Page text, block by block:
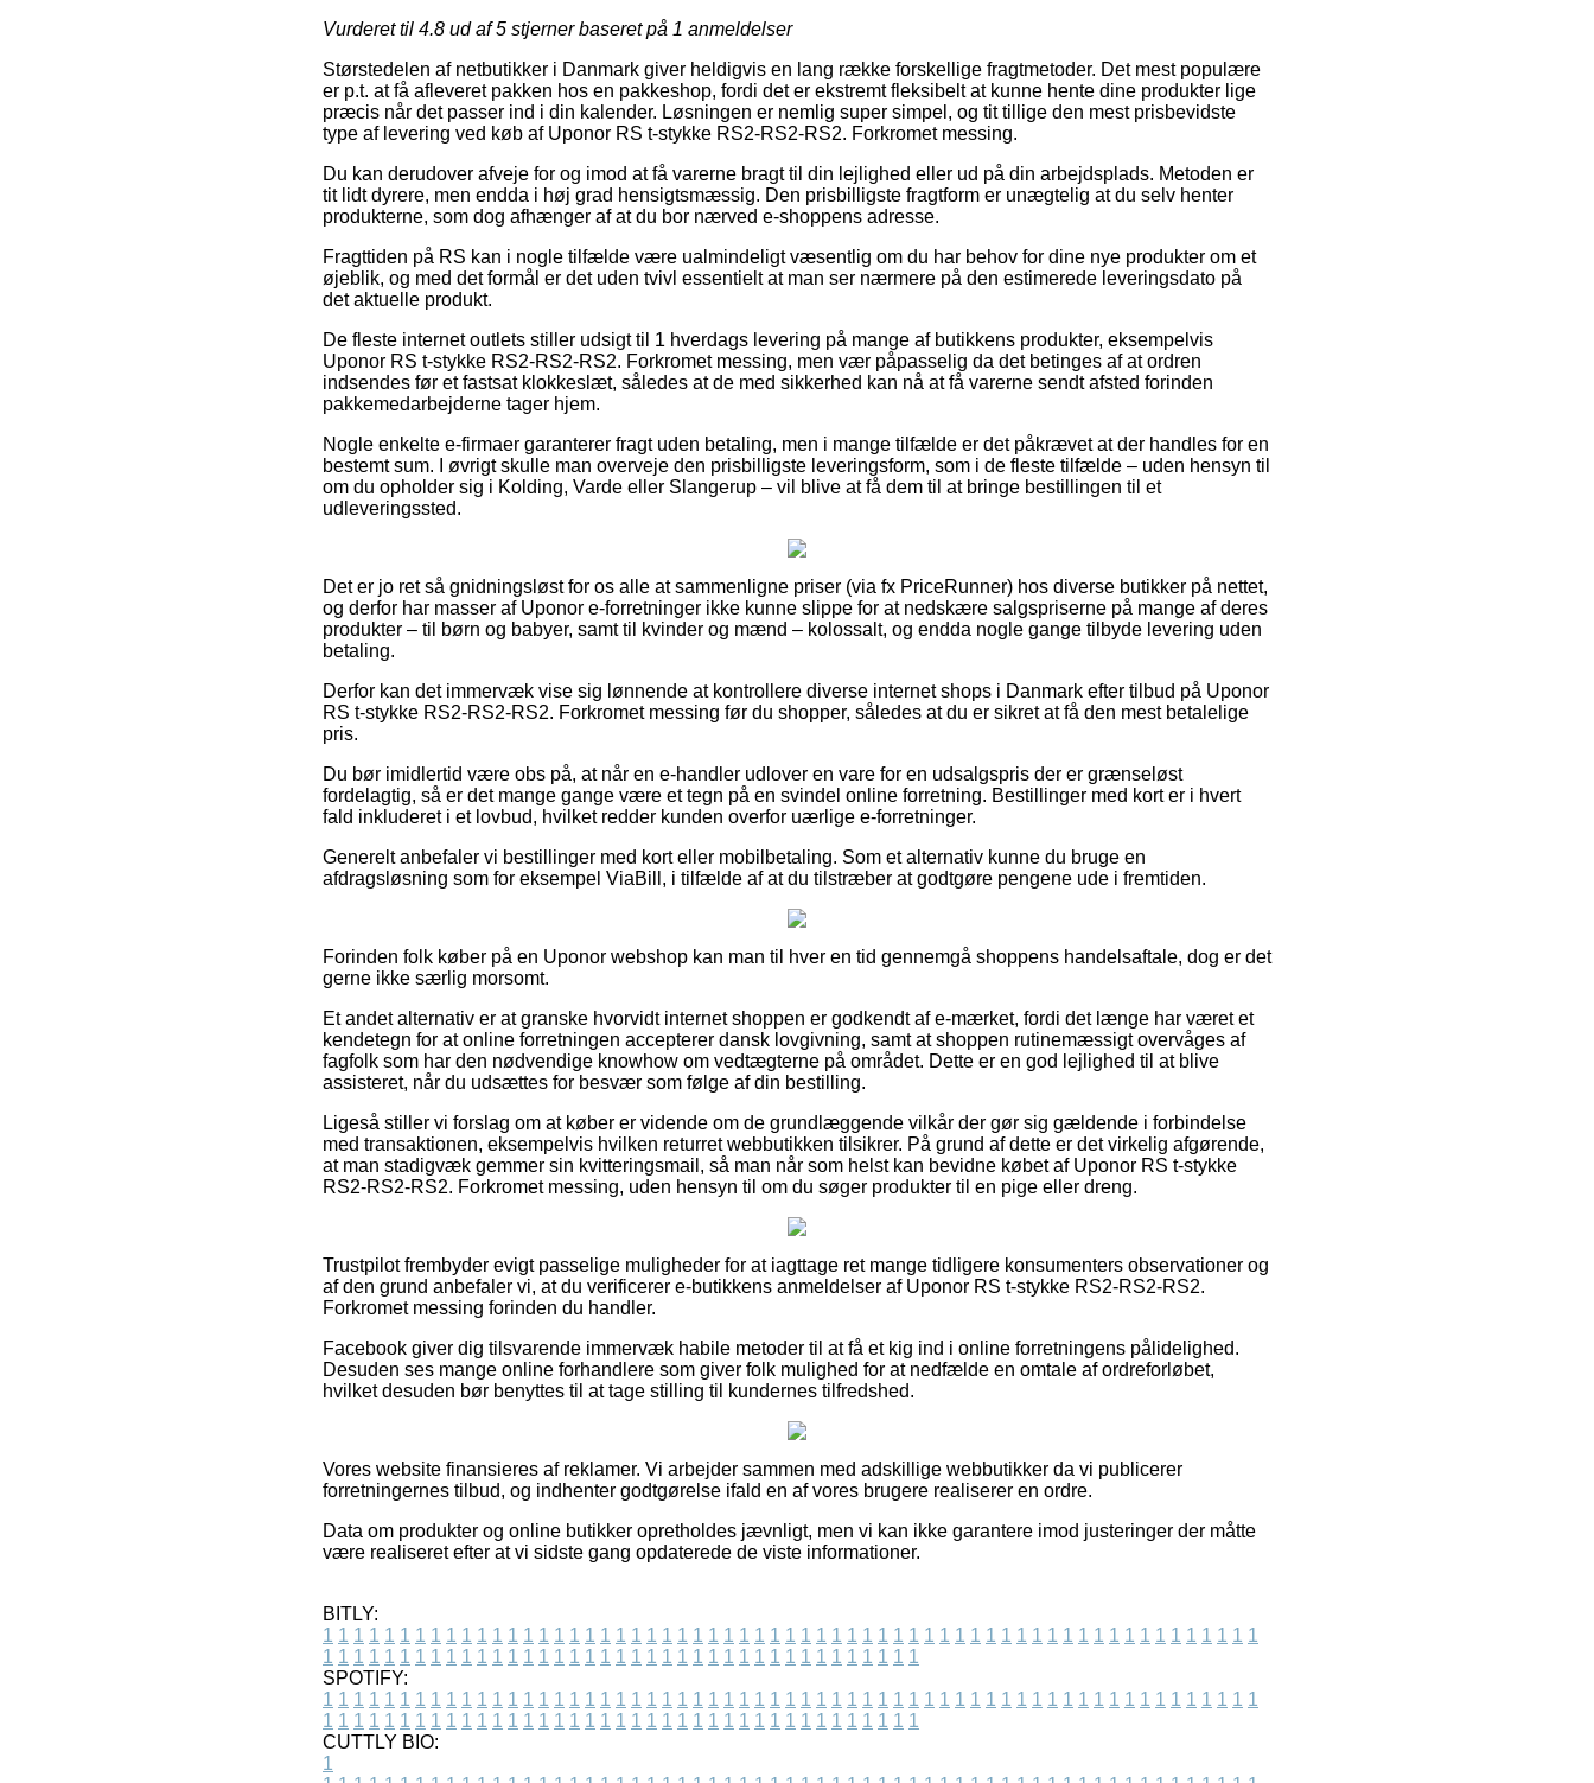
Vurderet til 4.8 ud af 5 stjerner baseret på 1 anmeldelser
Størstedelen af netbutikker i Danmark giver heldigvis en lang række forskellige fragtmetoder. Det mest populære
er p.t. at få afleveret pakken hos en pakkeshop, fordi det er ekstremt fleksibelt at kunne hente dine produkter lige
præcis når det passer ind i din kalender. Løsningen er nemlig super simpel, og tit tillige den mest prisbevidste
type af levering ved køb af Uponor RS t-stykke RS2-RS2-RS2. Forkromet messing.
Du kan derudover afveje for og imod at få varerne bragt til din lejlighed eller ud på din arbejdsplads. Metoden er
tit lidt dyrere, men endda i høj grad hensigtsmæssig. Den prisbilligste fragtform er unægtelig at du selv henter
produkterne, som dog afhænger af at du bor nærved e-shoppens adresse.
Fragttiden på RS kan i nogle tilfælde være ualmindeligt væsentlig om du har behov for dine nye produkter om et
øjeblik, og med det formål er det uden tvivl essentielt at man ser nærmere på den estimerede leveringsdato på
det aktuelle produkt.
De fleste internet outlets stiller udsigt til 1 hverdags levering på mange af butikkens produkter, eksempelvis
Uponor RS t-stykke RS2-RS2-RS2. Forkromet messing, men vær påpasselig da det betinges af at ordren
indsendes før et fastsat klokkeslæt, således at de med sikkerhed kan nå at få varerne sendt afsted forinden
pakkemedarbejderne tager hjem.
Nogle enkelte e-firmaer garanterer fragt uden betaling, men i mange tilfælde er det påkrævet at der handles for en
bestemt sum. I øvrigt skulle man overveje den prisbilligste leveringsform, som i de fleste tilfælde – uden hensyn til
om du opholder sig i Kolding, Varde eller Slangerup – vil blive at få dem til at bringe bestillingen til et
udleveringssted.
Det er jo ret så gnidningsløst for os alle at sammenligne priser (via fx PriceRunner) hos diverse butikker på nettet,
og derfor har masser af Uponor e-forretninger ikke kunne slippe for at nedskære salgspriserne på mange af deres
produkter – til børn og babyer, samt til kvinder og mænd – kolossalt, og endda nogle gange tilbyde levering uden
betaling.
Derfor kan det immervæk vise sig lønnende at kontrollere diverse internet shops i Danmark efter tilbud på Uponor
RS t-stykke RS2-RS2-RS2. Forkromet messing før du shopper, således at du er sikret at få den mest betalelige
pris.
Du bør imidlertid være obs på, at når en e-handler udlover en vare for en udsalgspris der er grænseløst
fordelagtig, så er det mange gange være et tegn på en svindel online forretning. Bestillinger med kort er i hvert
fald inkluderet i et lovbud, hvilket redder kunden overfor uærlige e-forretninger.
Generelt anbefaler vi bestillinger med kort eller mobilbetaling. Som et alternativ kunne du bruge en
afdragsløsning som for eksempel ViaBill, i tilfælde af at du tilstræber at godtgøre pengene ude i fremtiden.
Forinden folk køber på en Uponor webshop kan man til hver en tid gennemgå shoppens handelsaftale, dog er det
gerne ikke særlig morsomt.
Et andet alternativ er at granske hvorvidt internet shoppen er godkendt af e-mærket, fordi det længe har været et
kendetegn for at online forretningen accepterer dansk lovgivning, samt at shoppen rutinemæssigt overvåges af
fagfolk som har den nødvendige knowhow om vedtægterne på området. Dette er en god lejlighed til at blive
assisteret, når du udsættes for besvær som følge af din bestilling.
Ligeså stiller vi forslag om at køber er vidende om de grundlæggende vilkår der gør sig gældende i forbindelse
med transaktionen, eksempelvis hvilken returret webbutikken tilsikrer. På grund af dette er det virkelig afgørende,
at man stadigvæk gemmer sin kvitteringsmail, så man når som helst kan bevidne købet af Uponor RS t-stykke
RS2-RS2-RS2. Forkromet messing, uden hensyn til om du søger produkter til en pige eller dreng.
Trustpilot frembyder evigt passelige muligheder for at iagttage ret mange tidligere konsumenters observationer og
af den grund anbefaler vi, at du verificerer e-butikkens anmeldelser af Uponor RS t-stykke RS2-RS2-RS2.
Forkromet messing forinden du handler.
Facebook giver dig tilsvarende immervæk habile metoder til at få et kig ind i online forretningens pålidelighed.
Desuden ses mange online forhandlere som giver folk mulighed for at nedfælde en omtale af ordreforløbet,
hvilket desuden bør benyttes til at tage stilling til kundernes tilfredshed.
Vores website finansieres af reklamer. Vi arbejder sammen med adskillige webbutikker da vi publicerer
forretningernes tilbud, og indhenter godtgørelse ifald en af vores brugere realiserer en ordre.
Data om produkter og online butikker opretholdes jævnligt, men vi kan ikke garantere imod justeringer der måtte
være realiseret efter at vi sidste gang opdaterede de viste informationer.
BITLY:
1 1 1 1 1 1 1 1 1 1 1 1 1 1 1 1 1 1 1 1 1 1 1 1 1 1 1 1 1 1 1 1 1 1 1 1 1 1 1 1 1 1 1 1 1 1 1 1 1 1 1 1 1 1 1 1 1 1 1 1 1
1 1 1 1 1 1 1 1 1 1 1 1 1 1 1 1 1 1 1 1 1 1 1 1 1 1 1 1 1 1 1 1 1 1 1 1 1 1 1
SPOTIFY:
1 1 1 1 1 1 1 1 1 1 1 1 1 1 1 1 1 1 1 1 1 1 1 1 1 1 1 1 1 1 1 1 1 1 1 1 1 1 1 1 1 1 1 1 1 1 1 1 1 1 1 1 1 1 1 1 1 1 1 1 1
1 1 1 1 1 1 1 1 1 1 1 1 1 1 1 1 1 1 1 1 1 1 1 1 1 1 1 1 1 1 1 1 1 1 1 1 1 1 1
CUTTLY BIO:
1